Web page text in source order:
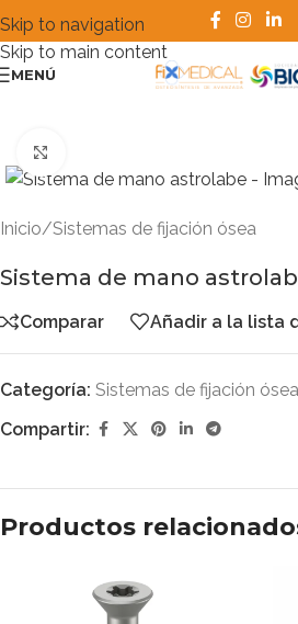
Skip to navigation
Skip to main content
MENÚ
Inicio/Sistemas de fijación ósea
Sistema de mano
Comparar Añadir a la lista
Categoría: Sistemas de fijación ósea
Compartir:
Productos